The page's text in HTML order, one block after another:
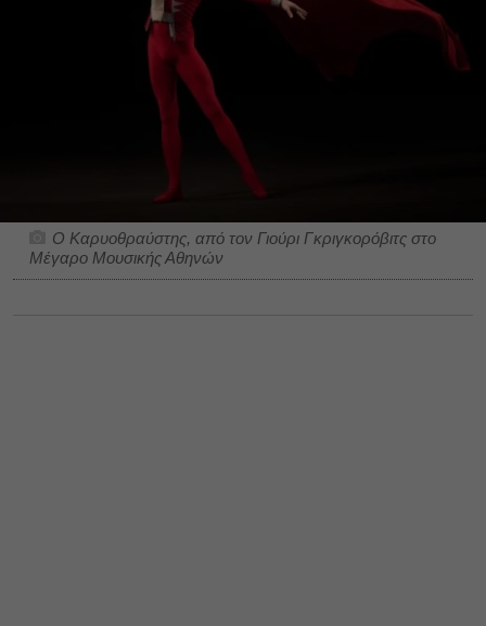
Ο Καρυοθραύστης, από τον Γιούρι Γκριγκορόβιτς στο
Μέγαρο Μουσικής Αθηνών